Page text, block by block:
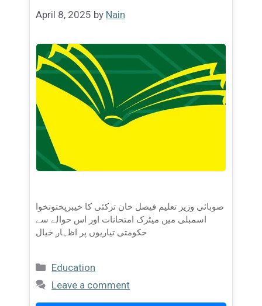
April 8, 2025 by Nain
صوبائی وزیر تعلیم فیصل خان ترکئی کا خیبرپختونخوا
اسمبلی میں میٹرک امتحانات اور اس حوالے سے
حکومتی تیاریوں پر اظہار خیال
Categories
Education
Leave a comment